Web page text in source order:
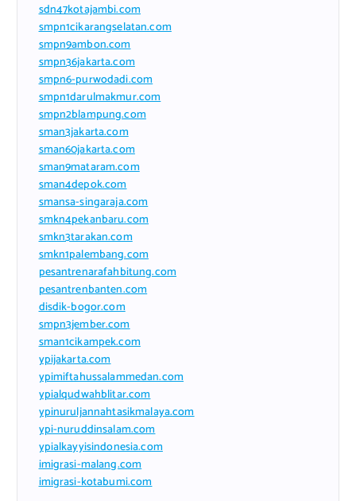
sdn47kotajambi.com
smpn1cikarangselatan.com
smpn9ambon.com
smpn36jakarta.com
smpn6-purwodadi.com
smpn1darulmakmur.com
smpn2blampung.com
sman3jakarta.com
sman60jakarta.com
sman9mataram.com
sman4depok.com
smansa-singaraja.com
smkn4pekanbaru.com
smkn3tarakan.com
smkn1palembang.com
pesantrenarafahbitung.com
pesantrenbanten.com
disdik-bogor.com
smpn3jember.com
sman1cikampek.com
ypijakarta.com
ypimiftahussalammedan.com
ypialqudwahblitar.com
ypinuruljannahtasikmalaya.com
ypi-nuruddinsalam.com
ypialkayyisindonesia.com
imigrasi-malang.com
imigrasi-kotabumi.com